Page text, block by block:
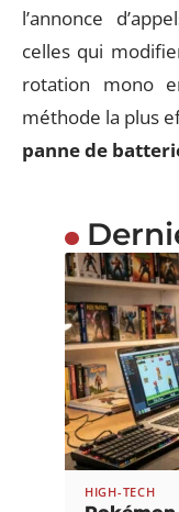
l’annonce
celles qui
rotation mono
méthode la plus
panne de
HIGH-TECH